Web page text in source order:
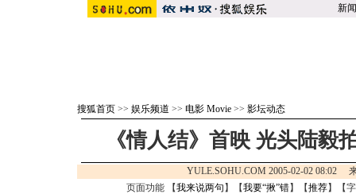
新闻
搜狐首页 >> 娱乐频道 >> 电影 Movie >> 影坛动态
《情人结》首映 光头陆毅
YULE.SOHU.COM 2005-02-02 08:02
页面功能 【我来说两句 】【我要“揪”错】【推荐】【